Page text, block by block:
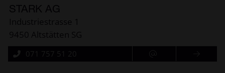
STARK AG
Industriestrasse 1
9450 Altstätten SG
071 757 51 20